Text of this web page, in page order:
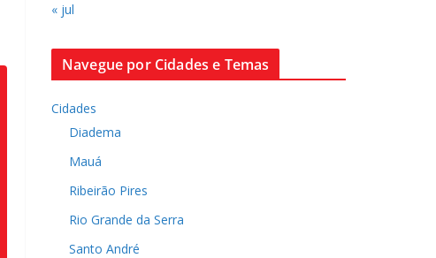
« jul
Navegue por Cidades e Temas
Cidades
Diadema
Mauá
Ribeirão Pires
Rio Grande da Serra
Santo André